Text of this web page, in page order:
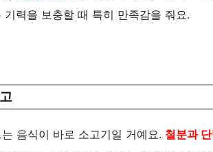
력을 보충할 때 특히 만족감을 줘요.
음식이 바로 소고기일 거예요. 철분과